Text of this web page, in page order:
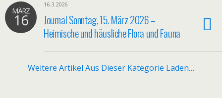
MÄRZ
16
16.3.2026
Journal Sonntag, 15. März 2026 –
Heimische und häusliche Flora und Fauna
Weitere Artikel Aus Dieser Kategorie Laden…